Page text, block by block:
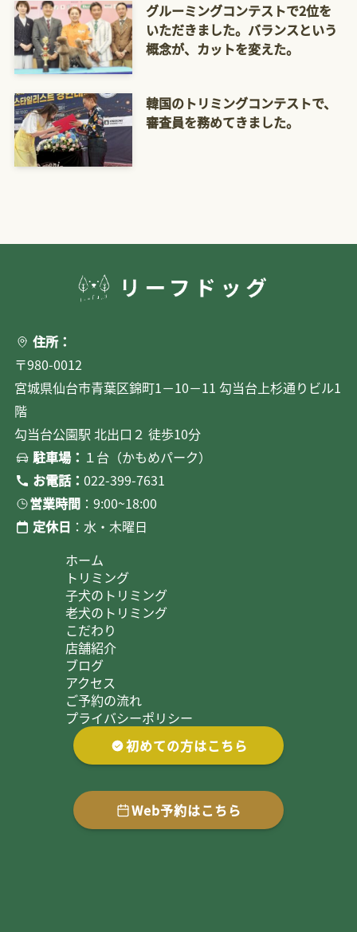
グルーミングコンテストで2位を
いただきました。バランスという
概念が、カットを変えた。
韓国のトリミングコンテストで、
審査員を務めてきました。
住所：
〒980-0012
宮城県仙台市青葉区錦町1－10－11 勾当台上杉通りビル1
階
勾当台公園駅 北出口２ 徒歩10分
駐車場： １台（かもめパーク）
お電話：022-399-7631
営業時間 ：9:00~18:00
定休日 ：水・木曜日
ホーム
トリミング
子犬のトリミング
老犬のトリミング
こだわり
店舗紹介
ブログ
アクセス
ご予約の流れ
プライバシーポリシー
初めての方はこちら
Web予約はこちら